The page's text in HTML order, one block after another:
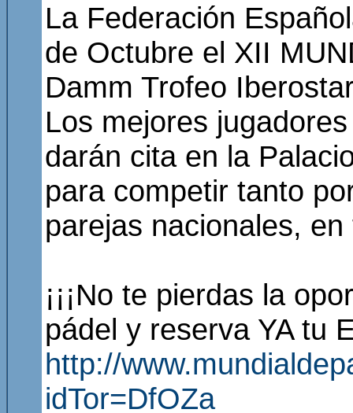
La Federación
de Octubre el XII
Damm Trofeo
Los mejores
darán cita en la
para competir tanto
parejas nacionales,
¡¡¡No te pierdas la
pádel y reserva YA tu
http://
idTor=DfOZa